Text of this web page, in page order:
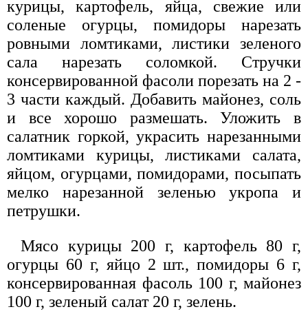
курицы, картофель, яйца, свежие или
соленые огурцы, помидоры нарезать
ровными ломтиками, листики зеленого
сала нарезать соломкой. Стручки
консервированной фасоли порезать на 2 -
3 части каждый. Добавить майонез, соль
и все хорошо размешать. Уложить в
салатник горкой, украсить нарезанными
ломтиками курицы, листиками салата,
яйцом, огурцами, помидорами, посыпать
мелко нарезанной зеленью укропа и
петрушки.
Мясо курицы 200 г, картофель 80 г,
огурцы 60 г, яйцо 2 шт., помидоры 6 г,
консервированная фасоль 100 г, майонез
100 г, зеленый салат 20 г, зелень.